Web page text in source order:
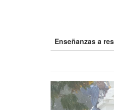
Enseñanzas a